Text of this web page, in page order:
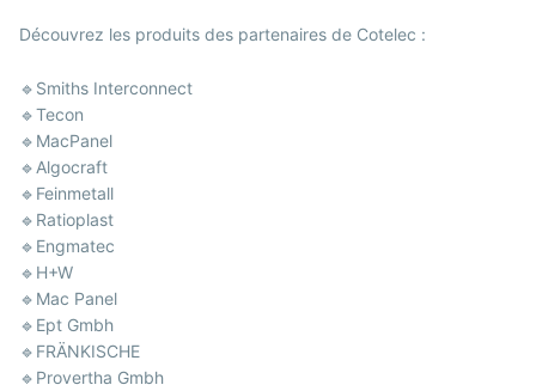
Découvrez les produits des partenaires de Cotelec :
🔹Smiths Interconnect
🔹Tecon
🔹MacPanel
🔹Algocraft
🔹Feinmetall
🔹Ratioplast
🔹Engmatec
🔹H+W
🔹Mac Panel
🔹Ept Gmbh
🔹FRÄNKISCHE
🔹Provertha Gmbh